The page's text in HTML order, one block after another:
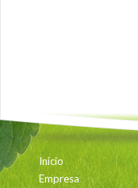
Inicio
Empresa